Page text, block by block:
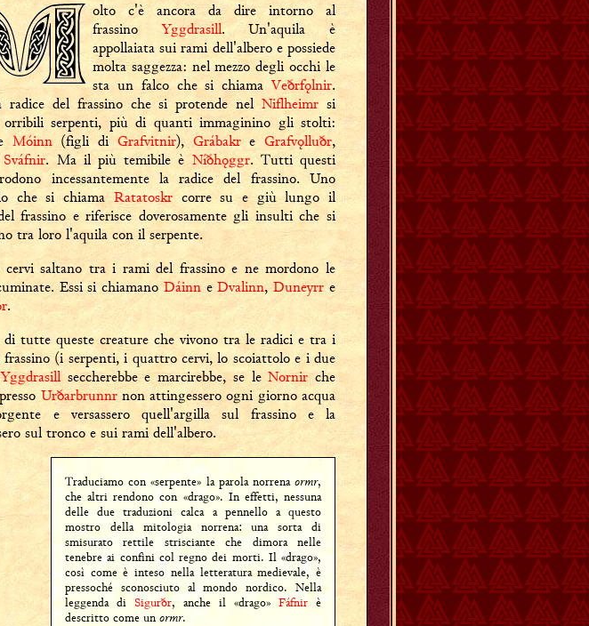
olto c'è ancora da dire intorno al
frassinoYggdrasill. Un'aquila è
appollaiata sui rami dell'albero e possiede
molta saggezza: nel mezzo degli occhi le
sta un falco che si chiamaVeðrfǫlnir.
radice del frassino che si protende nelNiflheimr si
orribili serpenti, più di quanti immaginino gli stolti:
Móinn(figli di Grafvitnir), Grábakre Grafvǫlluðr,
Sváfnir. Ma il più temibile è Níðhǫggr. Tutti questi
incessantemente la radice del frassino. Uno
che si chiama Ratatoskrcorre su e giù lungo il
frassino e riferisce doverosamente gli insulti che si
tra loro l'aquila con il serpente.
saltano tra i rami del frassino e ne mordono le
Essi si chiamanoDáinneDvalinn,Duneyrre
.
di tutte queste creature che vivono tra le radici e tra i
frassino (i serpenti, i quattro cervi, lo scoiattolo e i due
Yggdrasillseccherebbe e marcirebbe, se leNornirche
Urðarbrunnrnon attingessero ogni giorno acqua
e versassero quell'argilla sul frassino e la
sul tronco e sui rami dell'albero.
Traduciamo con «serpente» la parola norrena ormr,
che altri rendono con «drago». In effetti, nessuna
delle due traduzioni calca a pennello a questo
mostro della mitologia norrena: una sorta di
smisurato rettile strisciante che dimora nelle
tenebre ai confini col regno dei morti. Il «drago»,
così come è inteso nella letteratura medievale, è
pressoché sconosciuto al mondo nordico. Nella
leggenda di Sigurðr, anche il «drago» Fáfnir è
descritto come un ormr.